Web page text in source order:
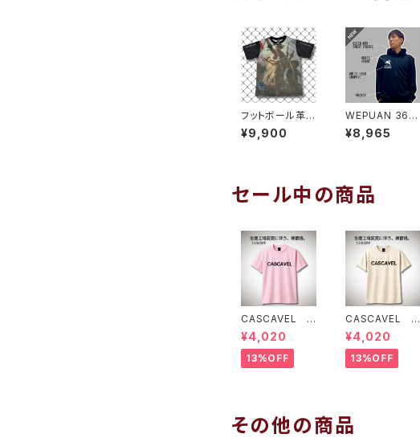
フットボール革命
プラシャツ１
¥9,900
WEPUAN 365
吸汗速乾ドライ
スウェットフーデ
¥8,965
セール中の商品
CASCAVEL ス
タンダードプラク
ティスシャツ ラ
イトピンクブラッ
ク
¥4,020
13%OFF
CASCAVEL ス
タンダードプラク
ティスシャツ ラ
イトベージュ
¥4,020
13%OFF
その他の商品